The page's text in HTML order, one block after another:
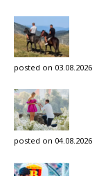
posted on 03.08.2026
posted on 04.08.2026